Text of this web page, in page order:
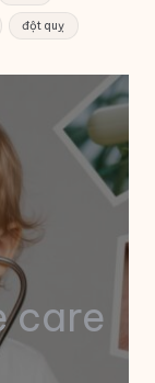
đột quỵ
care